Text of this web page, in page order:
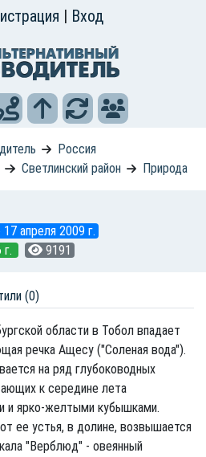
| Вход
Россия
Светлинский район Природа
апреля 2009 г.
9191
(0)
области в Тобол впадает
речка Ащесу ("Соленая вода").
на ряд глубоководных
к середине лета
и ярко-желтыми кубышками.
ее устья, в долине, возвышается
"Верблюд" - овеянный